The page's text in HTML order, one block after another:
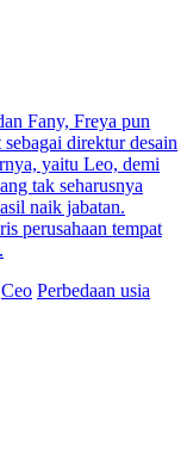
Fany, Freya pun
direktur desain
yaitu Leo, demi
tak seharusnya
naik jabatan.
perusahaan tempat
Ceo Perbedaan usia